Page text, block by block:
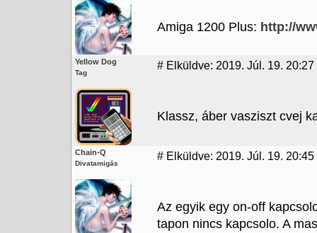
Amiga 1200 Plus: http://
Yellow Dog
Tag
# Elküldve: 2019. Júl. 19. 20:27
Klassz, áber vasziszt cvej
Chain-Q
Divatamigás
# Elküldve: 2019. Júl. 19. 20:45
Az egyik egy on-off
tapon nincs kapcsolo. A